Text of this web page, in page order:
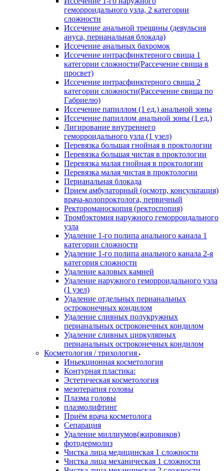
геморроидального узла, 2 категории
сложности
Иссечение анальной трещины (девульсия
ануса, перианальная блокада)
Иссечение анальных бахромок
Иссечение интрасфинктерного свища 1
категории сложности(Рассечение свища в
просвет)
Иссечение интрасфинктерного свища 2
категории сложности(Рассечение свища по
Габриелю)
Иссечение папиллом (1 ед.) анальной зоны
Иссечение папиллом анальной зоны (1 ед.)
Лигирование внутреннего
геморроидального узла (1 узел)
Перевязка большая гнойная в проктологии
Перевязка большая чистая в проктологии
Перевязка малая гнойная в проктологии
Перевязка малая чистая в проктологии
Перианальная блокада
Прием амбулаторный (осмотр, консультация)
врача-колопроктолога, первичный
Ректороманоскопия (ректоспопия)
Тромбэктомия наружного геморроидального
узла
Удаление 1-го полипа анального канала 1
категории сложности
Удаление 1-го полипа анального канала 2-я
категория сложности
Удаление каловых камней
Удаление наружного геморроидального узла
(1 узел)
Удаление отдельных перианальных
остроконечных кондилом
Удаление сливных полукружных
перианальных остроконечных кондилом
Удаление сливных циркулярных
перианальных остроконечных кондилом
Косметология / трихология
Иньекционная косметология
Контурная пластика:
Эстетическая косметология
мезотерапия головы
Плазма головы
плазмолифтинг
Приём врача косметолога
Сепарация
Удаление миллиумов(жировиков)
фотодермолиз
Чистка лица медицинская 1 сложности
Чистка лица механическая 1 сложности